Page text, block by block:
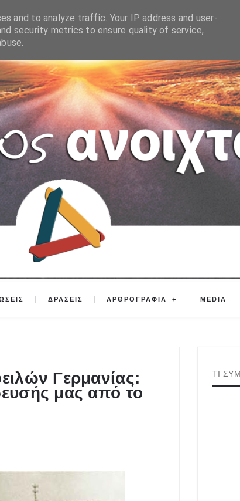
ΔΡΑΣΕΙΣ ΑΡΘΡΟΓΡΑΦΙΑ MEDIA
Γερμανίας:
μας από το
ΤΙ
and to analyze traffic. Your IP address and user-
security metrics to ensure quality of service,